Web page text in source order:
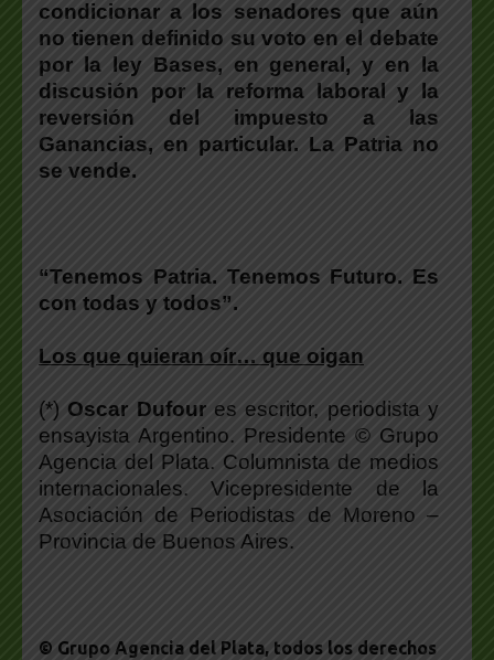
condicionar a los senadores que aún
no tienen definido su voto en el debate
por la ley Bases, en general, y en la
discusión por la reforma laboral y la
reversión del impuesto a las
Ganancias, en particular. La Patria no
se vende.
“Tenemos Patria. Tenemos Futuro. Es
con todas y todos”.
Los que quieran oír… que oigan
(*) Oscar Dufour es escritor, periodista y
ensayista Argentino. Presidente © Grupo
Agencia del Plata. Columnista de medios
internacionales. Vicepresidente de la
Asociación de Periodistas de Moreno –
Provincia de Buenos Aires.
© Grupo Agencia del Plata, todos los derechos